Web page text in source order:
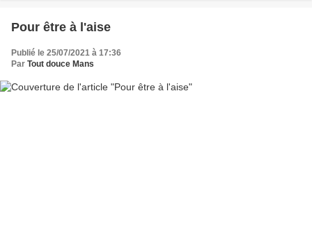
Pour être à l'aise
Publié le 25/07/2021 à 17:36
Par Tout douce Mans